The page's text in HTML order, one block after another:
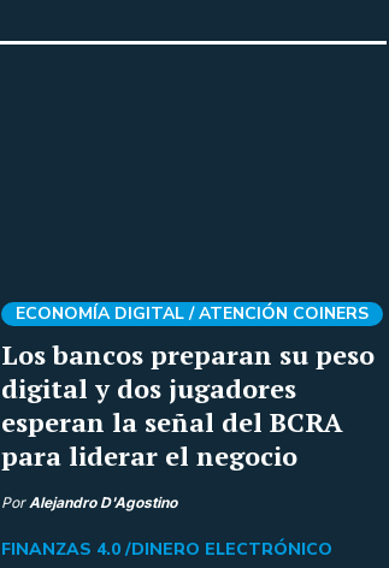
Los bancos preparan su peso
digital y dos jugadores
esperan la señal del BCRA
para liderar el negocio
ECONOMÍA DIGITAL /ATENCIÓN COINERS
PorAlejandro D'Agostino
FINANZAS 4.0 /DINERO ELECTRÓNICO